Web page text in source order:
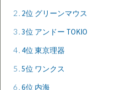
2 2位 グリーンマウス
3 3位 アンドー TOKIO
4 4位 東京理器
5 5位 ワンクス
6 6位 内海